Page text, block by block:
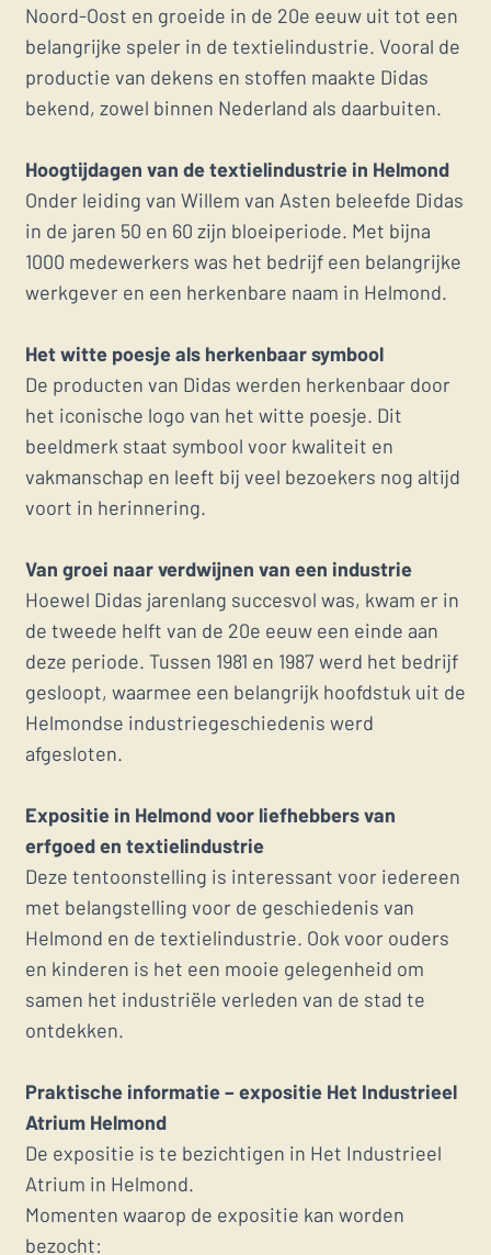
Noord-Oost en groeide in de 20e eeuw uit tot een
belangrijke speler in de textielindustrie. Vooral de
productie van dekens en stoffen maakte Didas
bekend, zowel binnen Nederland als daarbuiten.
Hoogtijdagen van de textielindustrie in Helmond
Onder leiding van Willem van Asten beleefde Didas
in de jaren 50 en 60 zijn bloeiperiode. Met bijna
1000 medewerkers was het bedrijf een belangrijke
werkgever en een herkenbare naam in Helmond.
Het witte poesje als herkenbaar symbool
De producten van Didas werden herkenbaar door
het iconische logo van het witte poesje. Dit
beeldmerk staat symbool voor kwaliteit en
vakmanschap en leeft bij veel bezoekers nog altijd
voort in herinnering.
Van groei naar verdwijnen van een industrie
Hoewel Didas jarenlang succesvol was, kwam er in
de tweede helft van de 20e eeuw een einde aan
deze periode. Tussen 1981 en 1987 werd het bedrijf
gesloopt, waarmee een belangrijk hoofdstuk uit de
Helmondse industriegeschiedenis werd
afgesloten.
Expositie in Helmond voor liefhebbers van
erfgoed en textielindustrie
Deze tentoonstelling is interessant voor iedereen
met belangstelling voor de geschiedenis van
Helmond en de textielindustrie. Ook voor ouders
en kinderen is het een mooie gelegenheid om
samen het industriële verleden van de stad te
ontdekken.
Praktische informatie – expositie Het Industrieel
Atrium Helmond
De expositie is te bezichtigen in Het Industrieel
Atrium in Helmond.
Momenten waarop de expositie kan worden
bezocht: